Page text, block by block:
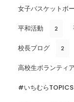
女子バスケットボ
平和活動 2
校長ブログ 2
高校生ボランティア
#いちむらTOPICS